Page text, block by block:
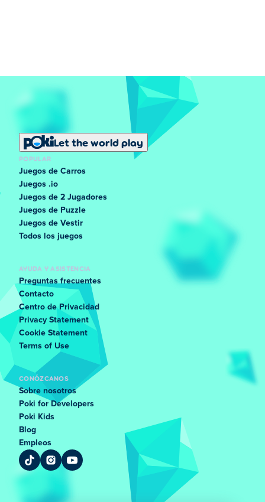
Let the world play
POPULAR
Juegos de Carros
Juegos .io
Juegos de 2 Jugadores
Juegos de Puzzle
Juegos de Vestir
Todos los juegos
AYUDA Y ASISTENCIA
Preguntas frecuentes
Contacto
Centro de Privacidad
Privacy Statement
Cookie Statement
Terms of Use
CONÓZCANOS
Sobre nosotros
Poki for Developers
Poki Kids
Blog
Empleos